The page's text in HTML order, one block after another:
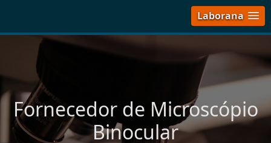
Laborana
Fornecedor de Microscópio
Binocular